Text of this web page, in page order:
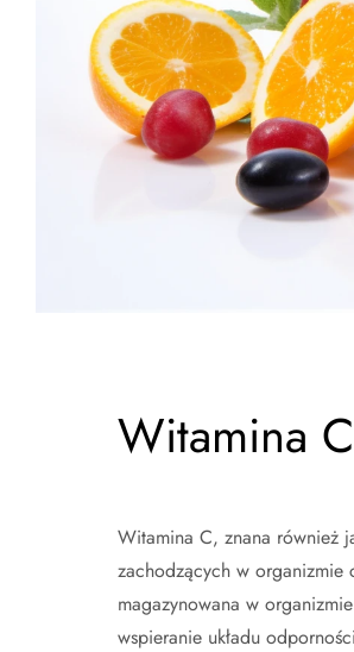
Witamina
Witamina C, znana również
zachodzących w organizmie
magazynowana w
wspieranie układu